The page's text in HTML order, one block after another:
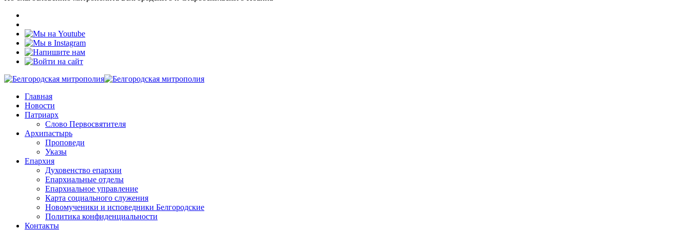
Главная
Новости
Патриарх
Слово Первосвятителя
Архипастырь
Проповеди
Указы
Епархия
Духовенство епархии
Епархиальные отделы
Епархиальное управление
Карта социального служения
Новомученики и исповедники Белгородские
Политика конфиденциальности
Контакты